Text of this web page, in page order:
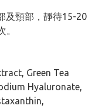
及頸部，靜待15-20
Green Tea
Hyaluronate,